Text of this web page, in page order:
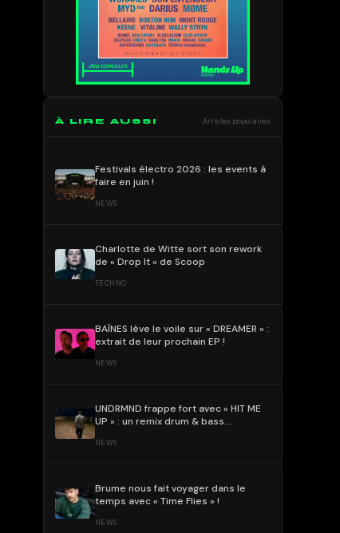
À LIRE AUSSI Articles populaires
Festivals électro 2026 : les events à
faire en juin !
NEWS
Charlotte de Witte sort son rework
de « Drop It » de Scoop
TECHNO
BAÏNES lève le voile sur « DREAMER » :
extrait de leur prochain EP !
NEWS
UNDRMND frappe fort avec « HIT ME
UP » : un remix drum & bass
NEWS
Brume nous fait voyager dans le
temps avec « Time Flies » !
NEWS